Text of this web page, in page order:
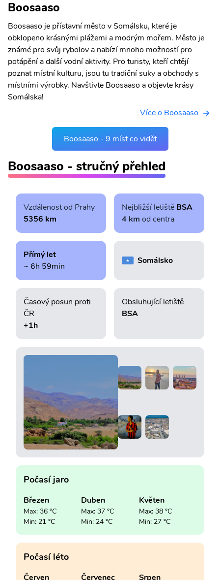
Boosaaso
Boosaaso je přístavní město v Somálsku, které je
obklopeno krásnými plážemi a modrým mořem. Město je
známé pro svůj rybolov a nabízí mnoho možností pro
potápění a další vodní aktivity. Pro turisty, kteří chtějí
poznat místní kulturu, jsou tu tradiční suky a obchody s
místními výrobky. Navštivte Boosaaso a objevte krásy
Somálska!
Více o Boosaaso
Boosaaso - 9 míst co vidět
Boosaaso - stručný přehled
Vzdálenost od Prahy
5356 km
Nejbližší letiště BSA
4 km od centra
Přímý let
~ 6h 59min
Somálsko
Časový posun proti
ČR
+1h
Obsluhující letiště
BSA
Počasí jaro
Březen
Max: 36 °C
Min: 21 °C
Duben
Max: 37 °C
Min: 24 °C
Květen
Max: 38 °C
Min: 27 °C
Počasí léto
Červen Červenec Srpen